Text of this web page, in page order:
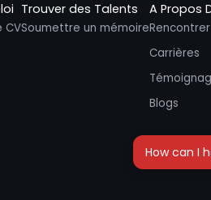
CV
Trouver des Talents
Soumettre un mémoire
A Propos
Carrières
Blogs